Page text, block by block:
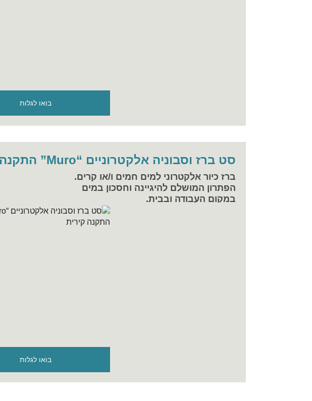
בואו לגלות
סט ברז וסבוניה אלקטרוניים “Muro” התקנה קירית
ברז כיור אלקטרוני למים חמים ו/או קרים.
הפתרון המושלם להיגיינה וחסכון במים
במקום העבודה ובבית.
בואו לגלות